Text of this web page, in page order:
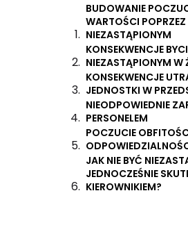
BUDOWANIE
WARTOŚCI POPRZEZ
NIEZASTĄPIONYM
KONSEKWENCJE
NIEZASTĄPIONYM W
KONSEKWENCJE
JEDNOSTKI W
NIEODPOWIEDNIE
PERSONELEM
POCZUCIE
JAK NIE BYĆ
JEDNOCZEŚNIE
KIEROWNIKIEM?